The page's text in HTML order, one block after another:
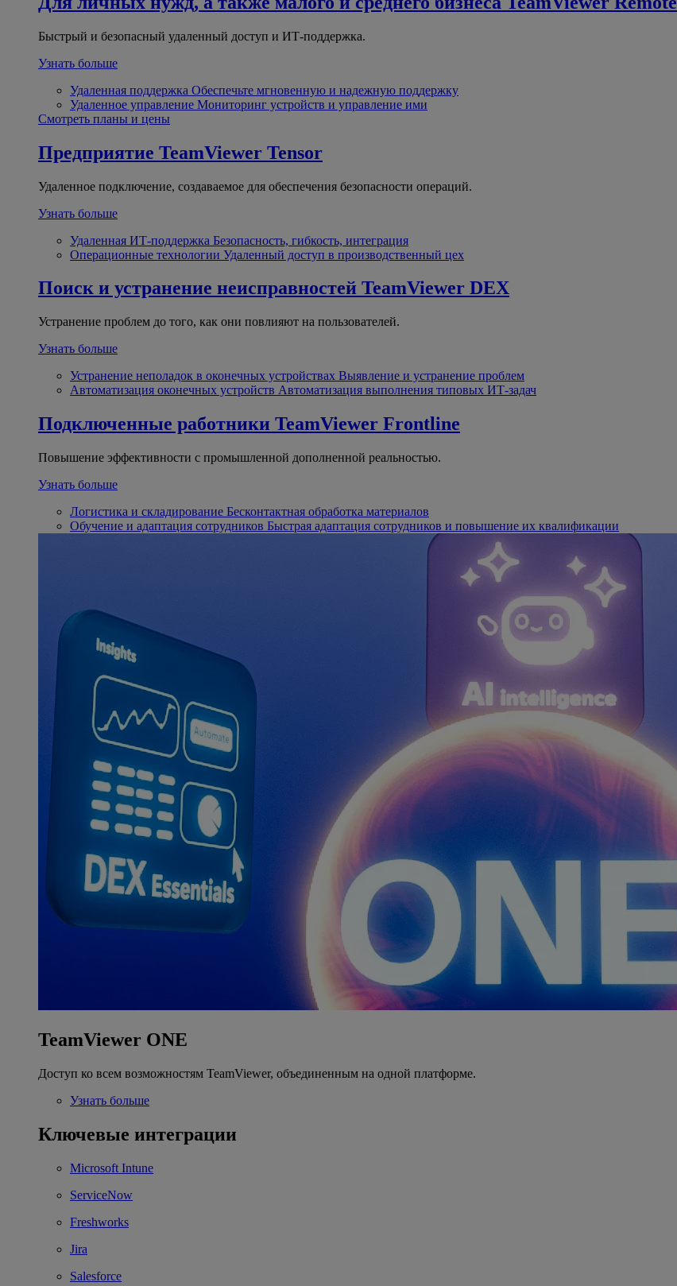
Быстрый и безопасный удаленный доступ и ИТ-поддержка.
Узнать больше
Удаленная поддержка Обеспечьте мгновенную и надежную поддержку
Удаленное управление Мониторинг устройств и управление ими
Смотреть планы и цены
Предприятие TeamViewer Tensor
Удаленное подключение, создаваемое для обеспечения безопасности операций.
Узнать больше
Удаленная ИТ-поддержка Безопасность, гибкость, интеграция
Операционные технологии Удаленный доступ в производственный цех
Поиск и устранение неисправностей TeamViewer DEX
Устранение проблем до того, как они повлияют на пользователей.
Узнать больше
Устранение неполадок в оконечных устройствах Выявление и устранение проблем
Автоматизация оконечных устройств Автоматизация выполнения типовых ИТ-задач
Подключенные работники TeamViewer Frontline
Повышение эффективности с промышленной дополненной реальностью.
Узнать больше
Логистика и складирование Бесконтактная обработка материалов
Обучение и адаптация сотрудников Быстрая адаптация сотрудников и повышение их квалификации
TeamViewer ONE
Доступ ко всем возможностям TeamViewer, объединенным на одной платформе.
Узнать больше
Ключевые интеграции
Microsoft Intune
ServiceNow
Freshworks
Jira
Salesforce